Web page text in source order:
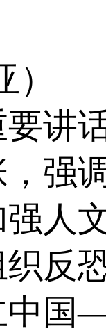
）
讲
强
人
反
中国